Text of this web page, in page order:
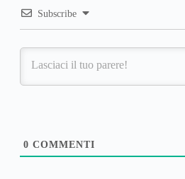
Subscribe
0 COMMENTI